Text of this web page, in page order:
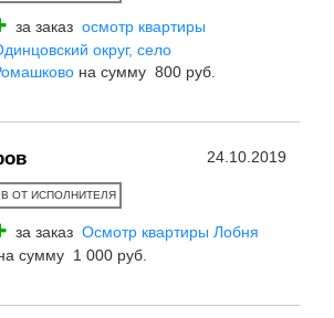
за заказ осмотр квартиры
округ, село
на сумму 800 руб.
24.10.2019
ОТ ИСПОЛНИТЕЛЯ
за заказ Осмотр квартиры Лобня
сумму 1 000 руб.